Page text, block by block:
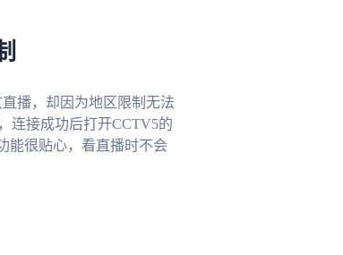
播，却因为地区限制无法
连接成功后打开CCTV5的
能很贴心，看直播时不会